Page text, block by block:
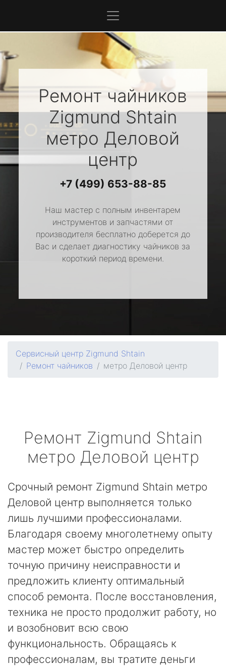
Ремонт чайников
Zigmund Shtain
метро Деловой
центр
+7 (499) 653-88-85
Наш мастер с полным инвентарем
инструментов и запчастями от
производителя бесплатно доберется до
Вас и сделает диагностику чайников за
короткий период времени.
Сервисный центр Zigmund Shtain
Ремонт чайников
метро Деловой центр
Ремонт Zigmund Shtain
метро Деловой центр
Срочный ремонт Zigmund Shtain метро
Деловой центр выполняется только
лишь лучшими профессионалами.
Благодаря своему многолетнему опыту
мастер может быстро определить
точную причину неисправности и
предложить клиенту оптимальный
способ ремонта. После восстановления,
техника не просто продолжит работу, но
и возобновит всю свою
функциональность. Обращаясь к
профессионалам, вы тратите деньги